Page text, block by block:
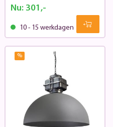
Nu: 301,-
10 - 15 werkdagen
%